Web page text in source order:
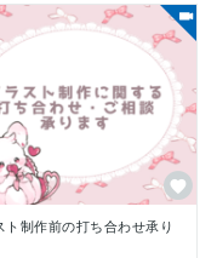
ト制作前の打ち合わせ承り